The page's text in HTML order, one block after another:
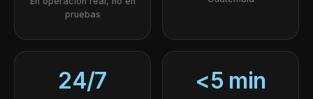
pruebas
24/7 <5 min